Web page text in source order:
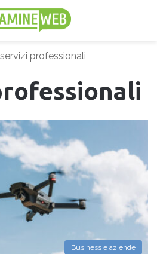
servizi professionali
Business e aziende